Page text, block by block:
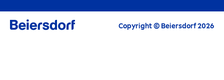
E-mail
Copyright © Beiersdorf 2026